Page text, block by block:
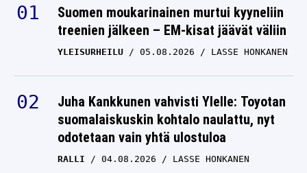
Suomen moukarinainen murtui kyyneliin
treenien jälkeen – EM-kisat jäävät väliin
YLEISURHEILU 05.08.2026 LASSE HONKANEN
Juha Kankkunen vahvisti Ylelle: Toyotan
suomalaiskuskin kohtalo naulattu, nyt
odotetaan vain yhtä ulostuloa
RALLI 04.08.2026 LASSE HONKANEN